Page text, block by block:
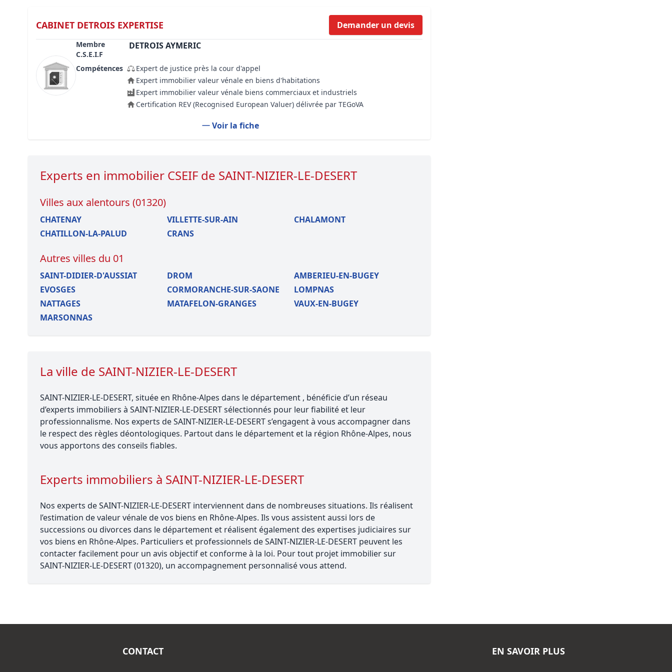
Formation règles d’urbanisme
CABINET DETROIS EXPERTISE Demander un devis
Membre
C.S.E.I.F
DETROIS AYMERIC
Compétences
Expert de justice près la cour d'appel
Expert immobilier valeur vénale en biens d'habitations
Expert immobilier valeur vénale biens commerciaux et industriels
Certification REV (Recognised European Valuer) délivrée par TEGoVA
Voir la fiche
Experts en immobilier CSEIF de SAINT-NIZIER-LE-DESERT
Villes aux alentours (01320)
CHATENAY VILLETTE-SUR-AIN
CHALAMONT
CHATILLON-LA-PALUD
CRANS
Autres villes du 01
SAINT-DIDIER-D'AUSSIAT DROM
AMBERIEU-EN-BUGEY
EVOSGES
CORMORANCHE-SUR-SAONE
LOMPNAS
NATTAGES
MATAFELON-GRANGES
VAUX-EN-BUGEY
MARSONNAS
La ville de SAINT-NIZIER-LE-DESERT
SAINT-NIZIER-LE-DESERT, située en Rhône-Alpes dans le département , bénéficie d’un réseau
d’experts immobiliers à SAINT-NIZIER-LE-DESERT sélectionnés pour leur fiabilité et leur
professionnalisme. Nos experts de SAINT-NIZIER-LE-DESERT s’engagent à vous accompagner dans
le respect des règles déontologiques. Partout dans le département et la région Rhône-Alpes, nous
vous apportons des conseils fiables.
Experts immobiliers à SAINT-NIZIER-LE-DESERT
Nos experts de SAINT-NIZIER-LE-DESERT interviennent dans de nombreuses situations. Ils réalisent
l’estimation de valeur vénale de vos biens en Rhône-Alpes. Ils vous assistent aussi lors de
successions ou divorces dans le département et réalisent également des expertises judiciaires sur
vos biens en Rhône-Alpes. Particuliers et professionnels de SAINT-NIZIER-LE-DESERT peuvent les
contacter facilement pour un avis objectif et conforme à la loi. Pour tout projet immobilier sur
SAINT-NIZIER-LE-DESERT (01320), un accompagnement personnalisé vous attend.
CONTACT EN SAVOIR PLUS